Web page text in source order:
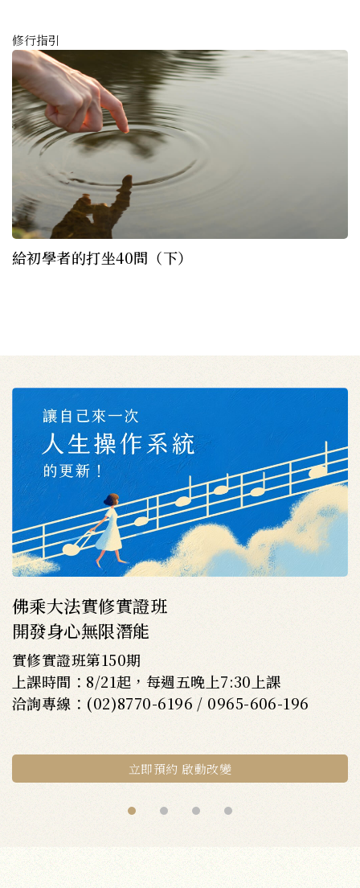
修行指引
給初學者的打坐40問（下）
佛乘大法實修實證班
開發身心無限潛能
實修實證班第150期
上課時間：8/21起，每週五晚上7:30上課
洽詢專線：(02)8770-6196 / 0965-606-196
立即預約 啟動改變